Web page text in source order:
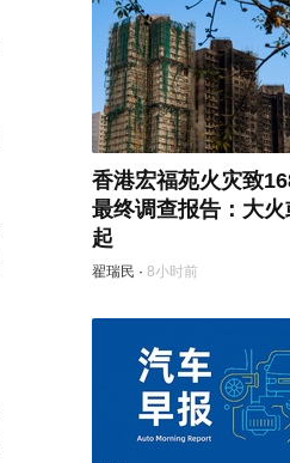
香港宏福苑火灾致
最终调查报告：大火
起
翟瑞民 · 8小时前